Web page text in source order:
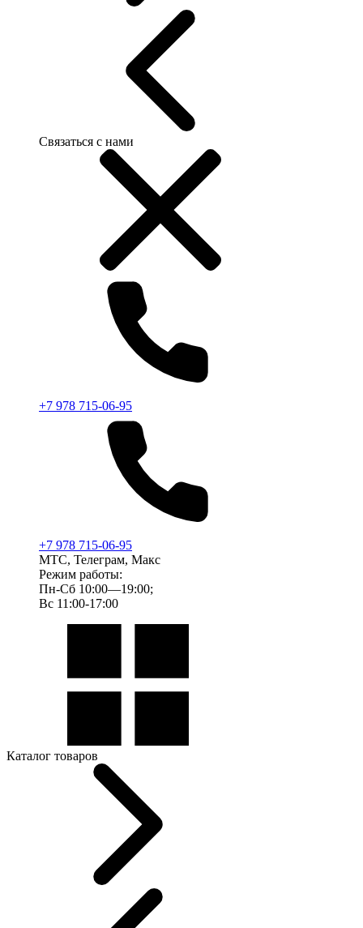
Связаться с нами
+7 978 715-06-95
+7 978 715-06-95
МТС, Телеграм, Макс
Режим работы:
Пн-Сб 10:00—19:00;
Вс 11:00-17:00
Каталог товаров